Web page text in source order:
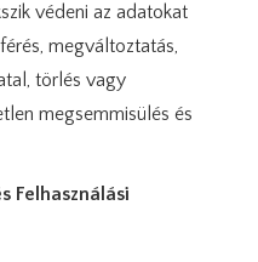
védeni az adatokat
megváltoztatás,
törlés vagy
megsemmisülés és
Felhasználási